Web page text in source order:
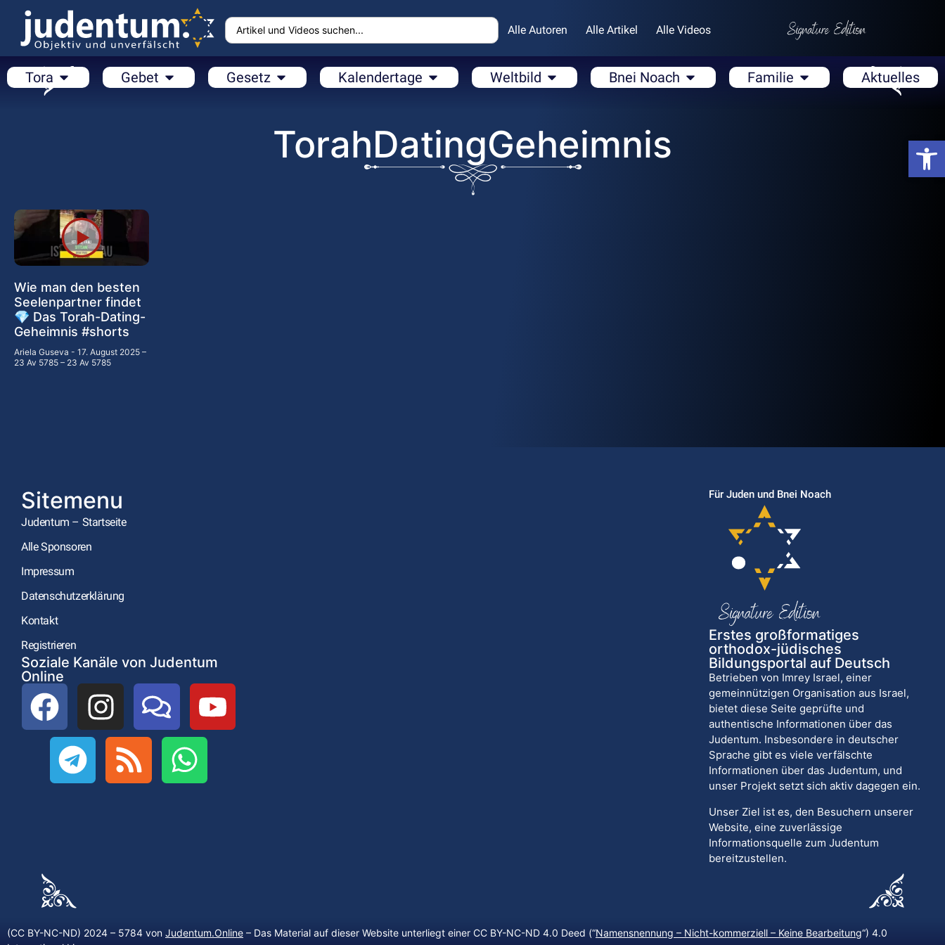
Alle Autoren Alle Artikel Alle Videos
Tora Gebet Gesetz Kalendertage Weltbild Bnei Noach Familie Aktuelles
TorahDatingGeheimnis
Wie man den besten
Seelenpartner findet
💎 Das Torah-Dating-
Geheimnis #shorts
Ariela Guseva
17. August 2025 –
23 Av 5785 – 23 Av 5785
Sitemenu
Judentum – Startseite
Alle Sponsoren
Impressum
Datenschutzerklärung
Kontakt
Registrieren
Soziale Kanäle von Judentum
Online
Für Juden und Bnei Noach
Erstes großformatiges
orthodox-jüdisches
Bildungsportal auf Deutsch
Betrieben von Imrey Israel, einer
gemeinnützigen Organisation aus Israel,
bietet diese Seite geprüfte und
authentische Informationen über das
Judentum. Insbesondere in deutscher
Sprache gibt es viele verfälschte
Informationen über das Judentum, und
unser Projekt setzt sich aktiv dagegen ein.
Unser Ziel ist es, den Besuchern unserer
Website, eine zuverlässige
Informationsquelle zum Judentum
bereitzustellen.
(CC BY-NC-ND) 2024 – 5784 von Judentum.Online – Das Material auf dieser Website unterliegt einer CC BY-NC-ND 4.0 Deed (“Namensnennung – Nicht-kommerziell – Keine Bearbeitung“) 4.0